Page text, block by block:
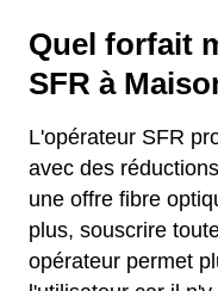
Quel forfait
SFR à
L'opérateur SFR
avec des
une offre fibre
plus, souscrire
opérateur permet